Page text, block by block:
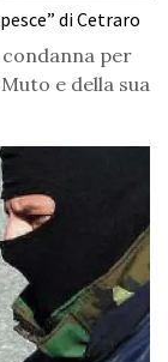
di Cetraro
per
e della sua